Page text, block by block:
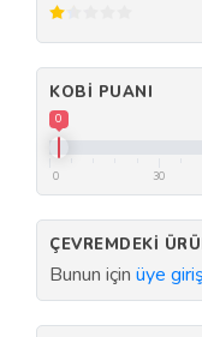
KOBI PUANI
0
0 30
ÇEVREMDEKI
Bunun için üye